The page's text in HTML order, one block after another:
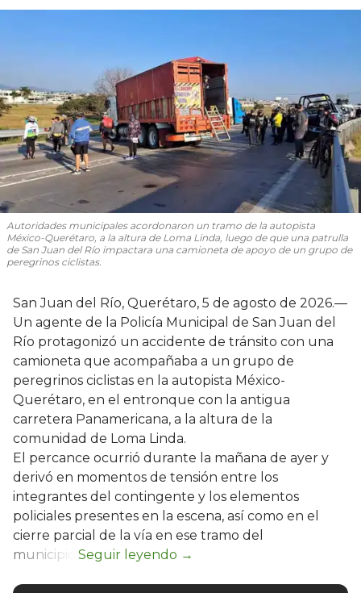
Autoridades municipales acordonaron un tramo de la autopista
México-Querétaro, a la altura de Loma Linda, luego de que una patrulla
de San Juan del Río impactara una camioneta de apoyo de un grupo de
peregrinos ciclistas.
San Juan del Río, Querétaro, 5 de agosto de 2026.—
Un agente de la Policía Municipal de San Juan del
Río protagonizó un accidente de tránsito con una
camioneta que acompañaba a un grupo de
peregrinos ciclistas en la autopista México-
Querétaro, en el entronque con la antigua
carretera Panamericana, a la altura de la
comunidad de Loma Linda.
El percance ocurrió durante la mañana de ayer y
derivó en momentos de tensión entre los
integrantes del contingente y los elementos
policiales presentes en la escena, así como en el
cierre parcial de la vía en ese tramo del
municipio.